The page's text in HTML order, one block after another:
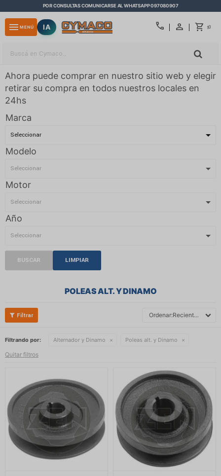
POR CONSULTAS COMUNICARSE AL WHATSAPP 097080907
call $0
menu MENÚ IA
Ahora puede comprar en nuestro sitio web y elegir
retirar su compra en todos nuestros locales en
24hs
Marca
Modelo
Motor
Año
BUSCAR LIMPIAR
POLEAS ALT. Y DINAMO
Recientes
Filtrando por: Alternador y Dinamo Poleas alt. y Dinamo
Quitar filtros
close